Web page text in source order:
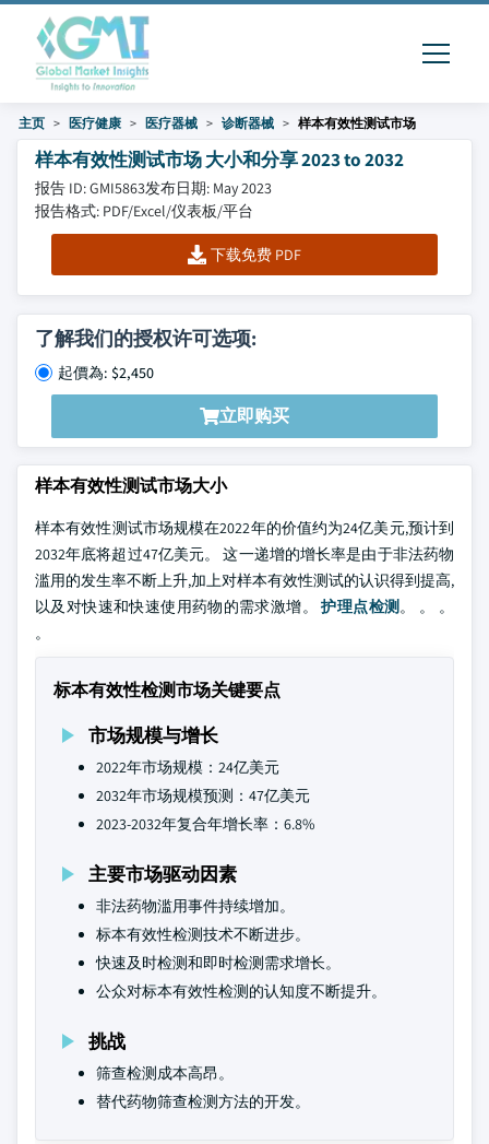
主页 医疗健康 医疗器械 诊断器械 样本有效性测试市场
样本有效性测试市场 大小和分享 2023 to 2032
报告 ID: GMI5863发布日期: May 2023
报告格式: PDF/Excel/仪表板/平台
下载免费 PDF
了解我们的授权许可选项:
起價為: $2,450
立即购买
样本有效性测试市场大小
样本有效性测试市场规模在2022年的价值约为24亿美元,预计到
2032年底将超过47亿美元。 这一递增的增长率是由于非法药物
滥用的发生率不断上升,加上对样本有效性测试的认识得到提高,
以及对快速和快速使用药物的需求激增。护理点检测。 。 。
。
标本有效性检测市场关键要点
市场规模与增长
2022年市场规模：24亿美元
2032年市场规模预测：47亿美元
2023-2032年复合年增长率：6.8%
主要市场驱动因素
非法药物滥用事件持续增加。
标本有效性检测技术不断进步。
快速及时检测和即时检测需求增长。
公众对标本有效性检测的认知度不断提升。
挑战
筛查检测成本高昂。
替代药物筛查检测方法的开发。